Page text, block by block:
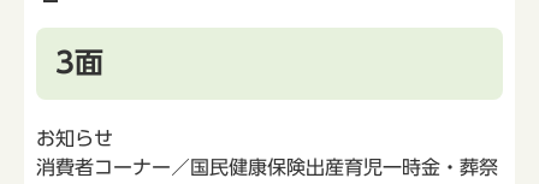
3面
お知らせ
消費者コーナー／国民健康保険出産育児一時金・葬祭